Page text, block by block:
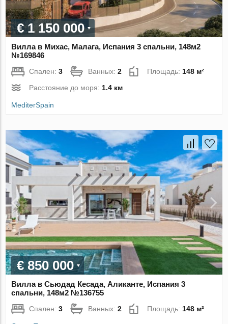
€ 1 150 000
Вилла в Михас, Малага, Испания 3 спальни, 148м2
№169846
Спален:3 Ванных:2 Площадь:148 м²
Расстояние до моря:1.4 км
MediterSpain
€ 850 000
Вилла в Сьюдад Кесада, Аликанте, Испания 3
спальни, 148м2 №136755
Спален:3 Ванных:2 Площадь: 148 м²